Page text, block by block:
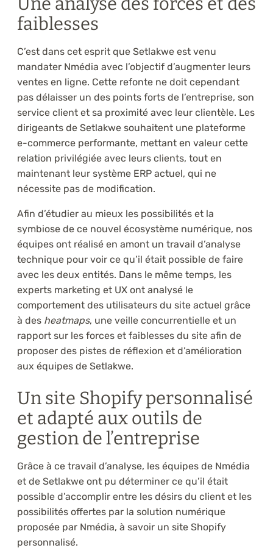
faiblesses
C’est dans cet esprit que Setlakwe est venu
mandater Nmédia avec l’objectif d’augmenter leurs
ventes en ligne. Cette refonte ne doit cependant
pas délaisser un des points forts de l’entreprise, son
service client et sa proximité avec leur clientèle. Les
dirigeants de Setlakwe souhaitent une plateforme
e-commerce performante, mettant en valeur cette
relation privilégiée avec leurs clients, tout en
maintenant leur système ERP actuel, qui ne
nécessite pas de modification.
Afin d’étudier au mieux les possibilités et la
symbiose de ce nouvel écosystème numérique, nos
équipes ont réalisé en amont un travail d’analyse
technique pour voir ce qu’il était possible de faire
avec les deux entités. Dans le même temps, les
experts marketing et UX ont analysé le
comportement des utilisateurs du site actuel grâce
à des heatmaps, une veille concurrentielle et un
rapport sur les forces et faiblesses du site afin de
proposer des pistes de réflexion et d’amélioration
aux équipes de Setlakwe.
Un site Shopify personnalisé
et adapté aux outils de
gestion de l’entreprise
Grâce à ce travail d’analyse, les équipes de Nmédia
et de Setlakwe ont pu déterminer ce qu’il était
possible d’accomplir entre les désirs du client et les
possibilités offertes par la solution numérique
proposée par Nmédia, à savoir un site Shopify
personnalisé.